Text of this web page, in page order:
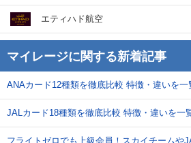
エティハド航空
マイレージに関する新着記事
ANAカード12種類を徹底比較 特徴・違いを
JALカード18種類を徹底比較 特徴・違いを一
フライトゼロでも上級会員！スカイチームや